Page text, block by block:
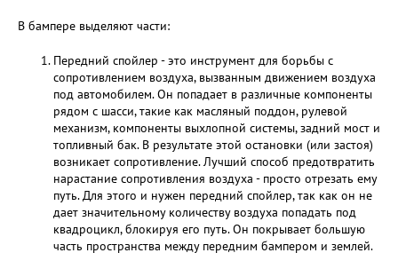
В бампере выделяют части:
Передний спойлер - это инструмент для борьбы с
сопротивлением воздуха, вызванным движением воздуха
под автомобилем. Он попадает в различные компоненты
рядом с шасси, такие как масляный поддон, рулевой
механизм, компоненты выхлопной системы, задний мост и
топливный бак. В результате этой остановки (или застоя)
возникает сопротивление. Лучший способ предотвратить
нарастание сопротивления воздуха - просто отрезать ему
путь. Для этого и нужен передний спойлер, так как он не
дает значительному количеству воздуха попадать под
квадроцикл, блокируя его путь. Он покрывает большую
часть пространства между передним бампером и землей.